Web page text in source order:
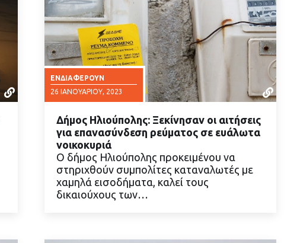
ΕΝΔΙΑΦΈΡΟΥΝ
26 ΙΑΝΟΥΑΡΊΟΥ, 2023
ΔΙΑΒΑΣΤΕ ΠΕΡΙΣΣΟΤΕΡΑ
Δήμος Ηλιούπολης: Ξεκίνησαν οι αιτήσεις
για επανασύνδεση ρεύματος σε ευάλωτα
νοικοκυριά
Ο δήμος Ηλιούπολης προκειμένου να
στηριχθούν συμπολίτες καταναλωτές με
χαμηλά εισοδήματα, καλεί τους
δικαιούχους των…